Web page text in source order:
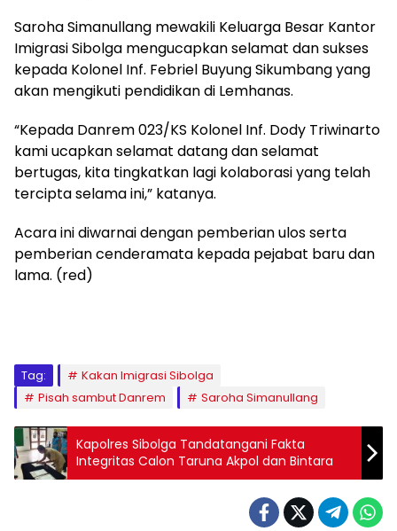
Saroha Simanullang mewakili Keluarga Besar Kantor
Imigrasi Sibolga mengucapkan selamat dan sukses
kepada Kolonel Inf. Febriel Buyung Sikumbang yang
akan mengikuti pendidikan di Lemhanas.
“Kepada Danrem 023/KS Kolonel Inf. Dody Triwinarto
kami ucapkan selamat datang dan selamat
bertugas, kita tingkatkan lagi kolaborasi yang telah
tercipta selama ini,” katanya.
Acara ini diwarnai dengan pemberian ulos serta
pemberian cenderamata kepada pejabat baru dan
lama. (red)
Tag:
Kakan Imigrasi Sibolga
Pisah sambut Danrem
Saroha Simanullang
Kapolres Sibolga Tandatangani Fakta
Integritas Calon Taruna Akpol dan Bintara